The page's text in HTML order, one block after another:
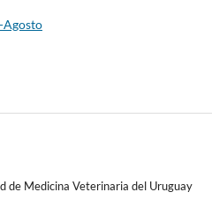
Agosto
de Medicina Veterinaria del Uruguay